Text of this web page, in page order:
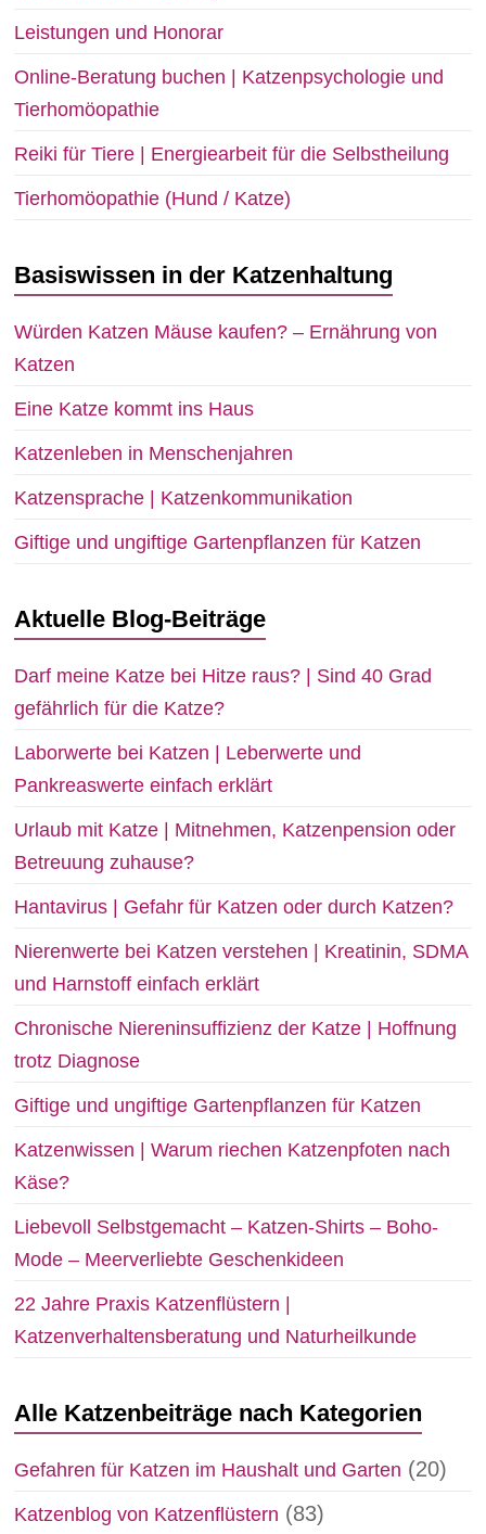
Leistungen und Honorar
Online-Beratung buchen | Katzenpsychologie und
Tierhomöopathie
Reiki für Tiere | Energiearbeit für die Selbstheilung
Tierhomöopathie (Hund / Katze)
Basiswissen in der Katzenhaltung
Würden Katzen Mäuse kaufen? – Ernährung von
Katzen
Eine Katze kommt ins Haus
Katzenleben in Menschenjahren
Katzensprache | Katzenkommunikation
Giftige und ungiftige Gartenpflanzen für Katzen
Aktuelle Blog-Beiträge
Darf meine Katze bei Hitze raus? | Sind 40 Grad
gefährlich für die Katze?
Laborwerte bei Katzen | Leberwerte und
Pankreaswerte einfach erklärt
Urlaub mit Katze | Mitnehmen, Katzenpension oder
Betreuung zuhause?
Hantavirus | Gefahr für Katzen oder durch Katzen?
Nierenwerte bei Katzen verstehen | Kreatinin, SDMA
und Harnstoff einfach erklärt
Chronische Niereninsuffizienz der Katze | Hoffnung
trotz Diagnose
Giftige und ungiftige Gartenpflanzen für Katzen
Katzenwissen | Warum riechen Katzenpfoten nach
Käse?
Liebevoll Selbstgemacht – Katzen-Shirts – Boho-
Mode – Meerverliebte Geschenkideen
22 Jahre Praxis Katzenflüstern |
Katzenverhaltensberatung und Naturheilkunde
Alle Katzenbeiträge nach Kategorien
Gefahren für Katzen im Haushalt und Garten (20)
Katzenblog von Katzenflüstern (83)